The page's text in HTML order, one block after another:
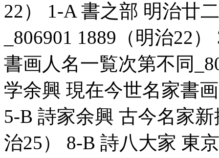
22） 1-A 書之部 明治廿
_806901 1889（明治22
書画人名一覧次第不同
学余興 現在今世名家書
5-B 詩家余興 古今名家
治25） 8-B 詩八大家 東